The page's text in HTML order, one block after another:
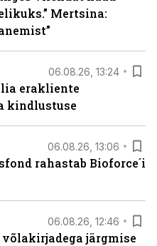
Mertsina:
06.08.26, 13:24
erakliente
kindlustuse
06.08.26, 13:06
rahastab Bioforce´i
06.08.26, 12:46
järgmise